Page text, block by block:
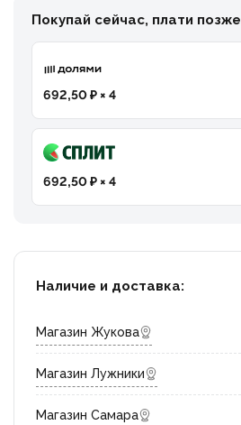
Покупай сейчас, плати позже
692,50 ₽ × 4
692,50 ₽ × 4
Наличие и доставка:
Магазин Жукова
Магазин Лужники
Магазин Самара